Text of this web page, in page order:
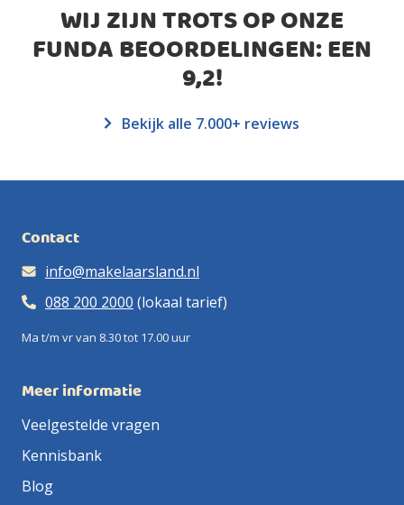
WIJ ZIJN TROTS OP ONZE
FUNDA BEOORDELINGEN: EEN
9,2!
Bekijk alle 7.000+ reviews
Contact
info@makelaarsland.nl
088 200 2000 (lokaal tarief)
Ma t/m vr van 8.30 tot 17.00 uur
Meer informatie
Veelgestelde vragen
Kennisbank
Blog